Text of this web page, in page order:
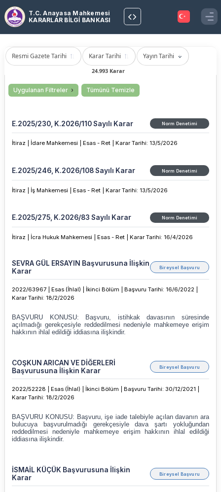
T.C. Anayasa Mahkemesi
KARARLAR BİLGİ BANKASI
Resmi Gazete Tarihi Karar Tarihi Yayın Tarihi
24.993 Karar
Uygulanan Filtreler Tümünü Temizle
E.2025/230, K.2026/110 Sayılı Karar Norm Denetimi
İtiraz | İdare Mahkemesi | Esas - Ret | Karar Tarihi: 13/5/2026
E.2025/246, K.2026/108 Sayılı Karar Norm Denetimi
İtiraz | İş Mahkemesi | Esas - Ret | Karar Tarihi: 13/5/2026
E.2025/275, K.2026/83 Sayılı Karar Norm Denetimi
İtiraz | İcra Hukuk Mahkemesi | Esas - Ret | Karar Tarihi: 16/4/2026
SEVRA GÜL ERSAYIN Başvurusuna İlişkin
Karar
Bireysel Başvuru
2022/63967 | Esas (İhlal) | İkinci Bölüm | Başvuru Tarihi: 16/6/2022 |
Karar Tarihi: 18/2/2026
COŞKUN ARICAN VE DİĞERLERİ
Başvurusuna İlişkin Karar
Bireysel Başvuru
2022/52228 | Esas (İhlal) | İkinci Bölüm | Başvuru Tarihi: 30/12/2021 |
Karar Tarihi: 18/2/2026
İSMAİL KÜÇÜK Başvurusuna İlişkin
Karar
Bireysel Başvuru